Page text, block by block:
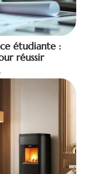
étudiante :
réussir